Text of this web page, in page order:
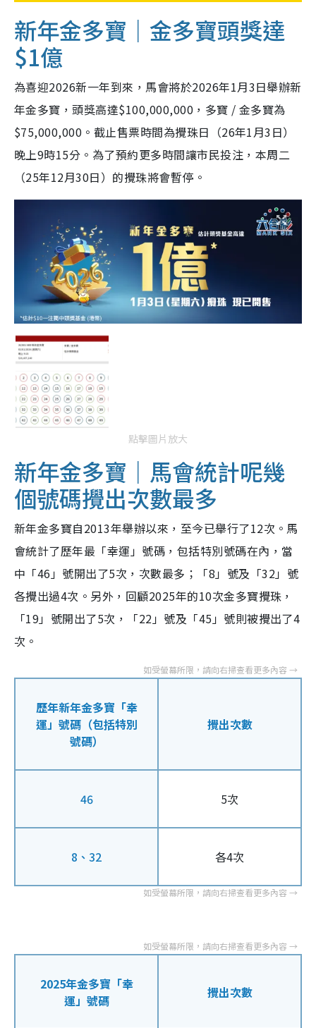
新年金多寶｜金多寶頭獎達
$1億
為喜迎2026新一年到來，馬會將於2026年1月3日舉辦新
年金多寶，頭獎高達$100,000,000，多寶 / 金多寶為
$75,000,000。截止售票時間為攪珠日（26年1月3日）
晚上9時15分。為了預約更多時間讓市民投注，本周二
（25年12月30日）的攪珠將會暫停。
點擊圖片放大
新年金多寶｜馬會統計呢幾
個號碼攪出次數最多
新年金多寶自2013年舉辦以來，至今已舉行了12次。馬
會統計了歷年最「幸運」號碼，包括特別號碼在內， 當
中「46 」號開出了5次，次數最多；「8 」號及「32」號
各攪出過4次。另外，回顧2025年的10次金多寶攪珠，
「19」號開出了5次，「22」號及「45」號則被攪出了4
次。
歷年新年金多寶「幸
運」號碼（包括特別
號碼）
攪出次數
46 5次
8、32 各4次
2025年金多寶「幸
運」號碼
攪出次數